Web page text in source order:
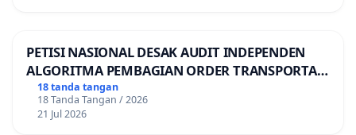
PETISI NASIONAL DESAK AUDIT INDEPENDEN
ALGORITMA PEMBAGIAN ORDER TRANSPORTASI
ONLINE
18 tanda tangan
18 Tanda Tangan / 2026
21 Jul 2026